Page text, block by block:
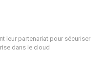
leur partenariat pour sécuriser
dans le cloud